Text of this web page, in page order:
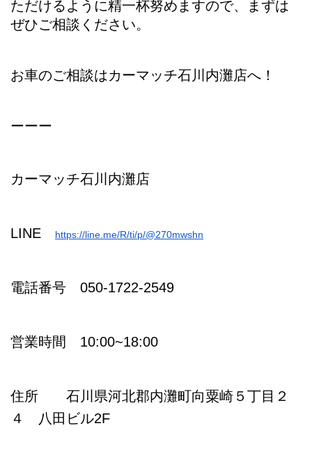
ただけるように精一杯努めますので、まずは
ぜひご相談ください。
お車のご相談はカーマッチ石川内灘店へ！
ーーー
カーマッチ石川内灘店
LINE https://line.me/R/ti/p/@270mwshn
電話番号 050-1722-2549
営業時間 10:00~18:00
住所 石川県河北郡内灘町向粟崎５丁目２
４ 八田ビル2F